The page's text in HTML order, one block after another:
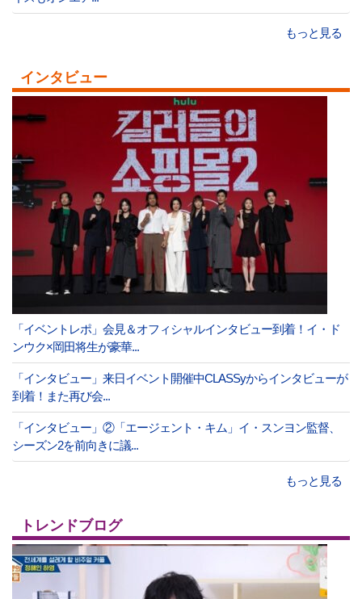
もっと見る
インタビュー
「イベントレポ」会見＆オフィシャルインタビュー到着！イ・ド
ンウク×岡田将生が豪華...
「インタビュー」来日イベント開催中CLASSyからインタビューが
到着！また再び会...
「インタビュー」②「エージェント・キム」イ・スンヨン監督、
シーズン2を前向きに議...
もっと見る
トレンドブログ